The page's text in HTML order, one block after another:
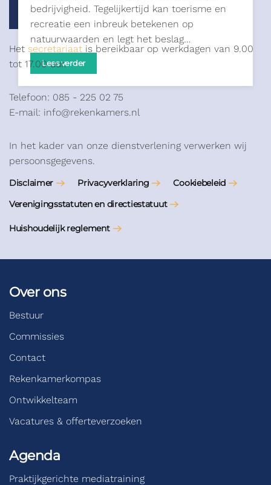
bedrijvigheid. Tegelijkertijd kan toerisme en
recreatie een inbreuk betekenen op
natuurwaarden en legt het beslag…
Lees verder
Het secretariaat is bereikbaar op werkdagen van 9.00
tot 17.00 uur.
Telefoon: 085 - 225 02 75
E-mail: info@rekenkamers.nl
In het kader van onze dienstverlening verwerken wij
persoonsgegevens.
Disclaimer Privacyverklaring
Cookiebeleid
Verenigingsstatuten en directiestatuut
Huishoudelijk reglement
Over ons
Bestuur
Commissies
Contact
Rekenkamerkompas
Ontwikkelteam
Vacatures & offerteverzoeken
Agenda
Praktijkgerichte mediatraining